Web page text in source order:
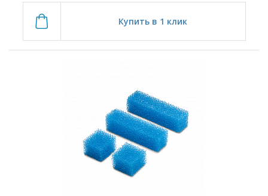
Купить в 1 клик